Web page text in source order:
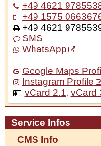
+49 4621
+49 1575
+49 4621
SMS
WhatsApp
Google Maps
Instagram Profile
vCard 2.1, vCard
Service Infos
CMS Info